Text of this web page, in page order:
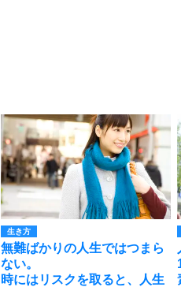
生き方
無難ばかりの人生ではつまら
ない。
時にはリスクを取ると、人生